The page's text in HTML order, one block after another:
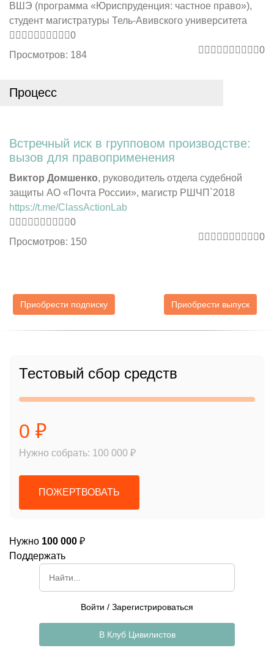
ВШЭ (программа «Юриспруденция: частное право»),
студент магистратуры Тель-Авивского университета
0
Просмотров: 184
0
Процесс
Встречный иск в групповом производстве:
вызов для правоприменения
Виктор Домшенко, руководитель отдела судебной
защиты АО «Почта России», магистр РШЧП`2018
https://t.me/ClassActionLab
0
Просмотров: 150
0
Приобрести подписку Приобрести выпуск
Тестовый сбор средств
0 ₽
Нужно собрать: 100 000 ₽
ПОЖЕРТВОВАТЬ
Нужно 100 000 ₽
Поддержать
Войти / Зарегистрироваться
В Клуб Цивилистов